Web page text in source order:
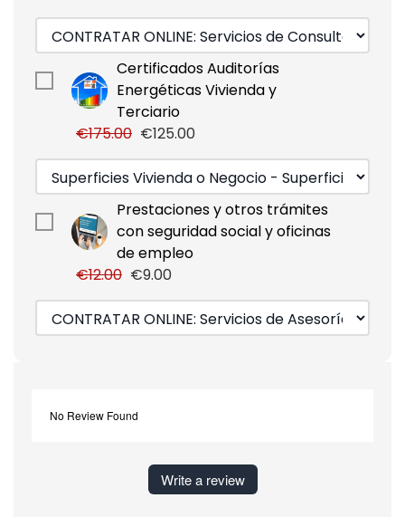
Certificados Auditorías
Energéticas Vivienda y
Terciario
€175.00 €125.00
Prestaciones y otros trámites
con seguridad social y oficinas
de empleo
€12.00 €9.00
No Review Found
Write a review